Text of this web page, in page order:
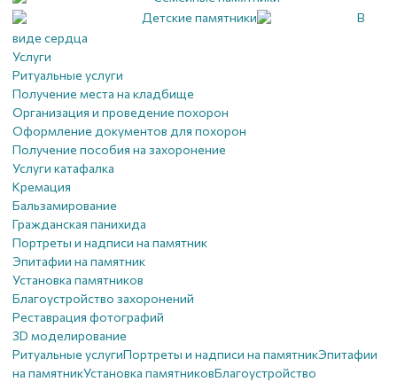
Детские памятники
В
виде сердца
Услуги
Ритуальные услуги
Получение места на кладбище
Организация и проведение похорон
Оформление документов для похорон
Получение пособия на захоронение
Услуги катафалка
Кремация
Бальзамирование
Гражданская панихида
Портреты и надписи на памятник
Эпитафии на памятник
Установка памятников
Благоустройство захоронений
Реставрация фотографий
3D моделирование
Ритуальные услугиПортреты и надписи на памятникЭпитафии
на памятникУстановка памятниковБлагоустройство